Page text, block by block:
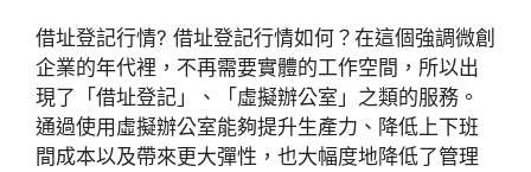
借址登記行情? 借址登記行情如何？在這個強調微創
企業的年代裡，不再需要實體的工作空間，所以出
現了「借址登記」、「虛擬辦公室」之類的服務。
通過使用虛擬辦公室能夠提升生產力、降低上下班
間成本以及帶來更大彈性，也大幅度地降低了管理